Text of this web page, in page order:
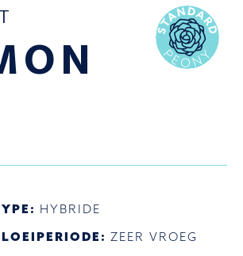
HYBRIDE
ZEER VROEG